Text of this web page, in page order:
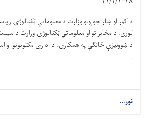
د کور او ښار جوړولو وزارت د معلوماتي ټکنالوژۍ
لوري، د مخابراتو او معلوماتي ټکنالوژۍ وزارت د
د ښوونیزې څانګې په همکارۍ، د اداري مکتوبونو او
.
نور...